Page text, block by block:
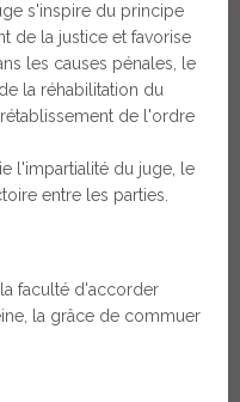
s'inspire du principe
de la justice et favorise
les causes pénales, le
la réhabilitation du
de l'ordre
l'impartialité du juge, le
entre les parties.
la faculté d'accorder
la grâce de commuer